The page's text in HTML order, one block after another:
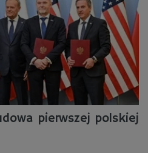
pierwszej polskiej